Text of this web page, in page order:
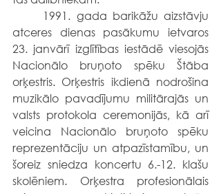
atceres dienas pasākumu ietvaros
23. janvārī izglītības iestādē viesojās
Nacionālo bruņoto spēku Štāba
orķestris. Orķestris ikdienā nodrošina
muzikālo pavadījumu militārajās un
valsts protokola ceremonijās, kā arī
veicina Nacionālo bruņoto spēku
reprezentāciju un atpazīstamību, un
šoreiz sniedza koncertu 6.-12. klašu
skolēniem. Orķestra profesionālais